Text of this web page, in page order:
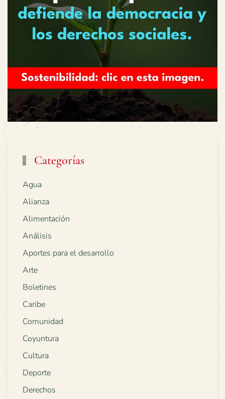
Categorías
Agua
Alianza
Alimentación
Análisis
Aportes para el desarrollo
Arte
Boletines
Caribe
Comunidad
Coyuntura
Cultura
Deporte
Derechos